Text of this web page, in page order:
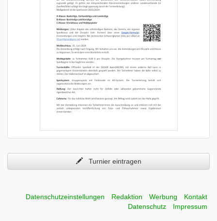
Turnier eintragen
Datenschutzeinstellungen Redaktion Werbung
Kontakt
Datenschutz
Impressum